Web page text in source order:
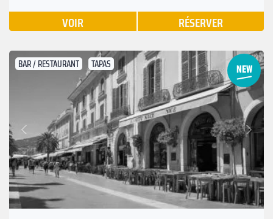
VOIR RÉSERVER
BAR / RESTAURANT TAPAS
Précédent
Suivant